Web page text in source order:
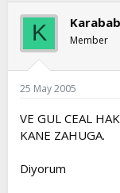
K Member
25 May 2005
VE GUL CEAL
KANE ZAHUGA.
Diyorum